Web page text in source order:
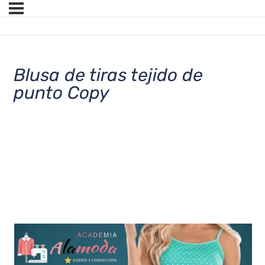
Blusa de tiras tejido de
punto Copy